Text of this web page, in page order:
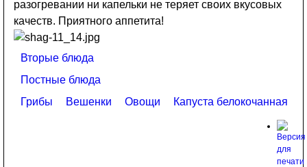
разогревании ни капельки не теряет своих вкусовых
качеств. Приятного аппетита!
Вторые блюда
Постные блюда
Грибы
Вешенки Овощи Капуста белокочанная